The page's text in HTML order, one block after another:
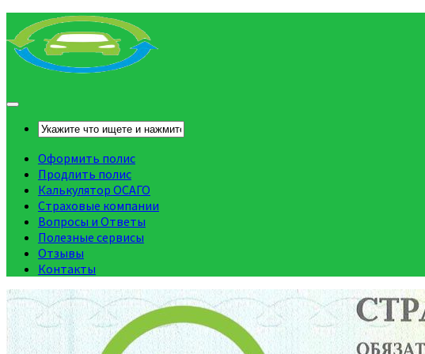
Оформить полис
Продлить полис
Калькулятор ОСАГО
Страховые компании
Вопросы и Ответы
Полезные сервисы
Отзывы
Контакты